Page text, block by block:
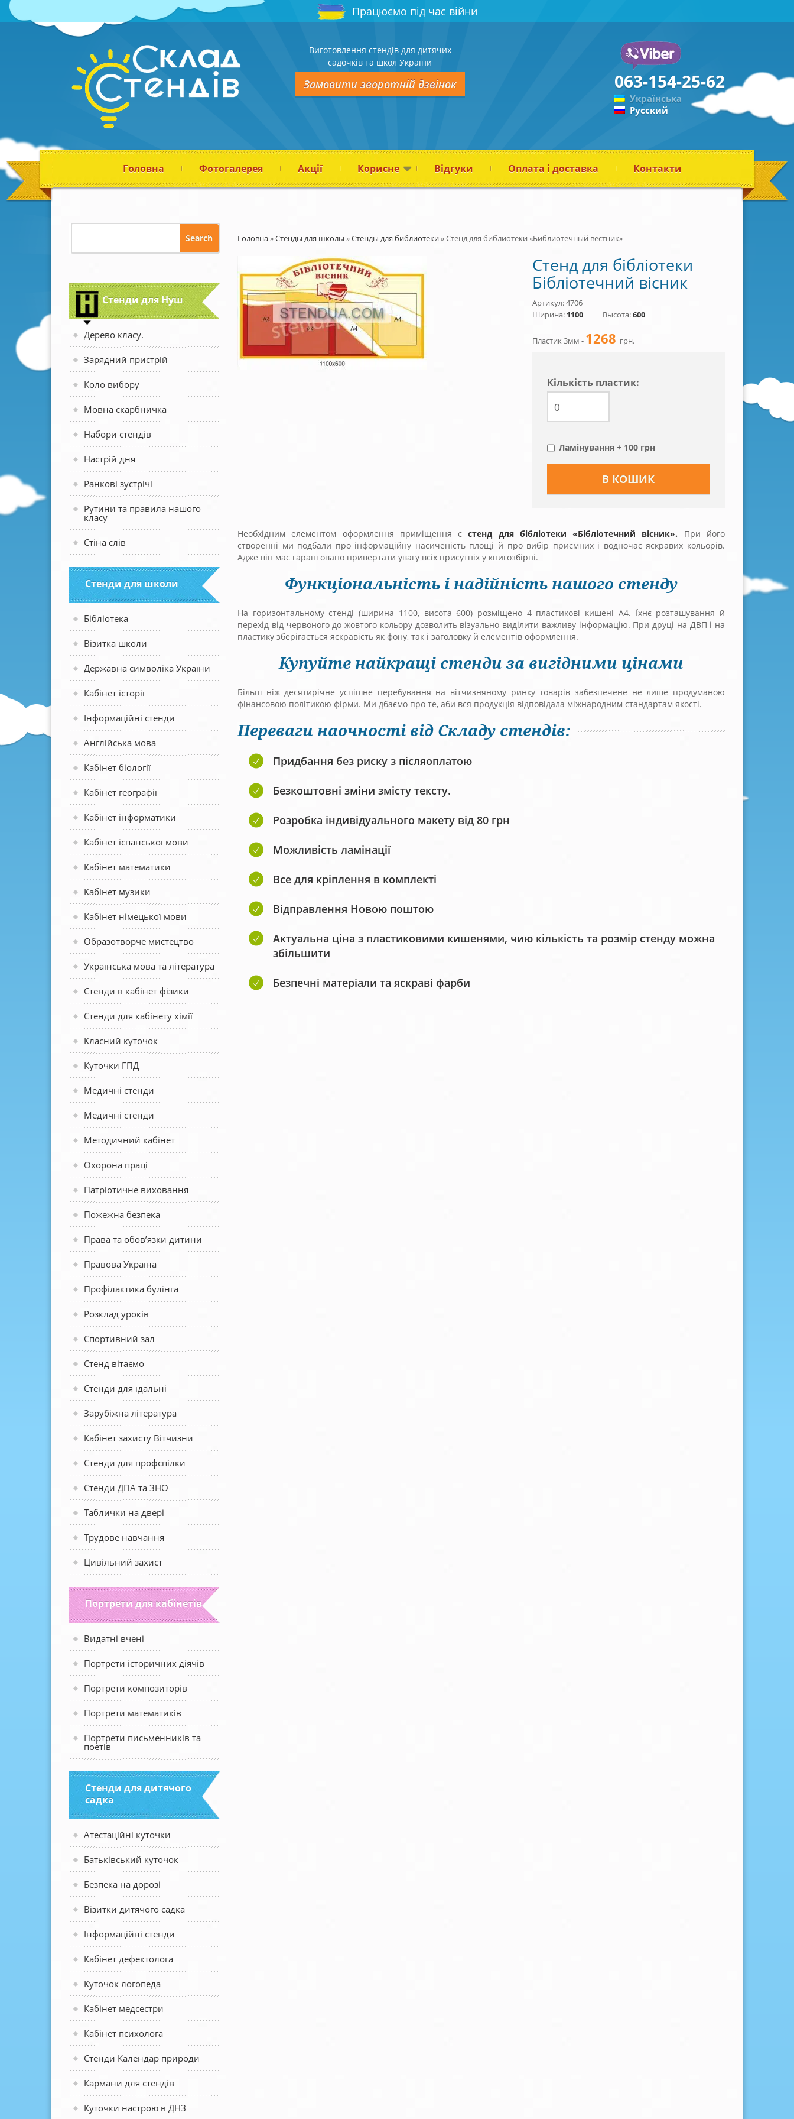
Працюємо під час війни
Виготовлення стендів для дитячих
садочків та школ України
Замовити зворотній дзвінок 063-154-25-62
Українська
Русский
Головна Фотогалерея Акції Корисне Відгуки Оплата і доставка Контакти
Стенди для Нуш
Дерево класу.
Зарядний пристрій
Коло вибору
Мовна скарбничка
Набори стендів
Настрій дня
Ранкові зустрічі
Рутини та правила нашого
класу
Стіна слів
Стенди для школи
Бібліотека
Візитка школи
Державна символіка України
Кабінет історії
Інформаційні стенди
Англійська мова
Кабінет біології
Кабінет географії
Кабінет інформатики
Кабінет іспанської мови
Кабінет математики
Кабінет музики
Кабінет німецької мови
Образотворче мистецтво
Українська мова та література
Стенди в кабінет фізики
Стенди для кабінету хімії
Класний куточок
Куточки ГПД
Медичні стенди
Медичні стенди
Методичний кабінет
Охорона праці
Патріотичне виховання
Пожежна безпека
Права та обов’язки дитини
Правова Україна
Профілактика булінга
Розклад уроків
Спортивний зал
Стенд вітаємо
Стенди для їдальні
Зарубіжна література
Кабінет захисту Вітчизни
Стенди для профспілки
Стенди ДПА та ЗНО
Таблички на двері
Трудове навчання
Цивільний захист
Портрети для кабінетів
Видатні вчені
Портрети історичних діячів
Портрети композиторів
Портрети математиків
Портрети письменників та
поетів
Стенди для дитячого
садка
Атестаційні куточки
Батьківський куточок
Безпека на дорозі
Візитки дитячого садка
Інформаційні стенди
Кабінет дефектолога
Куточок логопеда
Кабінет медсестри
Кабінет психолога
Стенди Календар природи
Кармани для стендів
Куточки настрою в ДНЗ
Головна»Стенды для школы »Стенды для библиотеки»Стенд для библиотеки «Библиотечный вестник»
Стенд для бібліотеки
Бібліотечний вісник
Артикул: 4706
Ширина: 1100 Высота:600
Пластик 3мм - 1268 грн.
Кiлькiсть пластик:
Ламінування + 100 грн
Необхідним елементом оформлення приміщення єстенд для бібліотеки «Бібліотечний вісник». При його
створенні ми подбали про інформаційну насиченість площі й про вибір приємних і водночас яскравих кольорів.
Адже він має гарантовано привертати увагу всіх присутніх у книгозбірні.
Функціональність і надійність нашого стенду
На горизонтальному стенді (ширина 1100, висота 600) розміщено 4 пластикові кишені А4. Їхнє розташування й
перехід від червоного до жовтого кольору дозволить візуально виділити важливу інформацію. При друці на ДВП і на
пластику зберігається яскравість як фону, так і заголовку й елементів оформлення.
Купуйте найкращі стенди за вигідними цінами
Більш ніж десятирічне успішне перебування на вітчизняному ринку товарів забезпечене не лише продуманою
фінансовою політикою фірми. Ми дбаємо про те, аби вся продукція відповідала міжнародним стандартам якості.
Переваги наочності від Складу стендів:
Придбання без риску з післяоплатою
Безкоштовні зміни змісту тексту.
Розробка індивідуального макету від 80 грн
Можливість ламінації
Все для кріплення в комплекті
Відправлення Новою поштою
Актуальна ціна з пластиковими кишенями, чию кількість та розмір стенду можна
збільшити
Безпечні матеріали та яскраві фарби